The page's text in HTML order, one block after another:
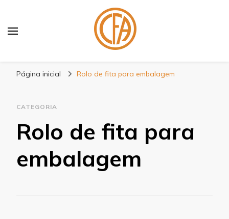
Página inicial Rolo de fita para embalagem
CATEGORIA
Rolo de fita para
embalagem